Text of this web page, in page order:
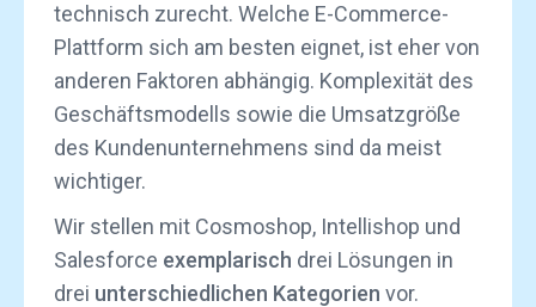
technisch zurecht. Welche E-Commerce-
Plattform sich am besten eignet, ist eher von
anderen Faktoren abhängig. Komplexität des
Geschäftsmodells sowie die Umsatzgröße
des Kundenunternehmens sind da meist
wichtiger.
Wir stellen mit Cosmoshop, Intellishop und
Salesforce exemplarisch drei Lösungen in
drei unterschiedlichen Kategorien vor.